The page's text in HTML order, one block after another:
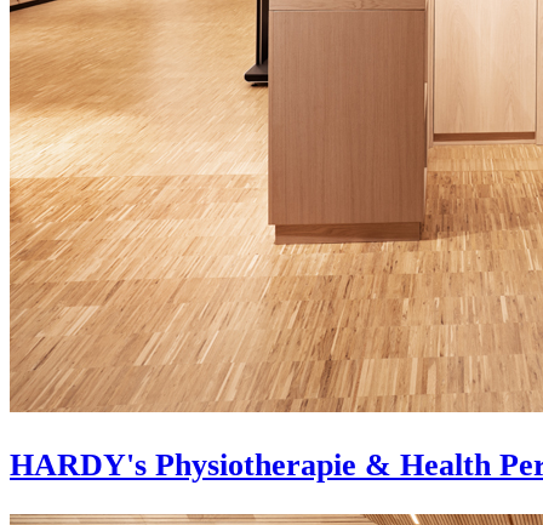
HARDY's Physiotherapie & Health